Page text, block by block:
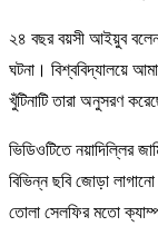
২৪ বছর বয়সী আইয়ুব
ঘটনা। বিশ্ববিদ্যালয়ে
খুঁটিনাটি তারা অনুসরণ
ভিডিওটিতে নয়াদিল্লির
বিভিন্ন ছবি জোড়া
তোলা সেলফির মতো